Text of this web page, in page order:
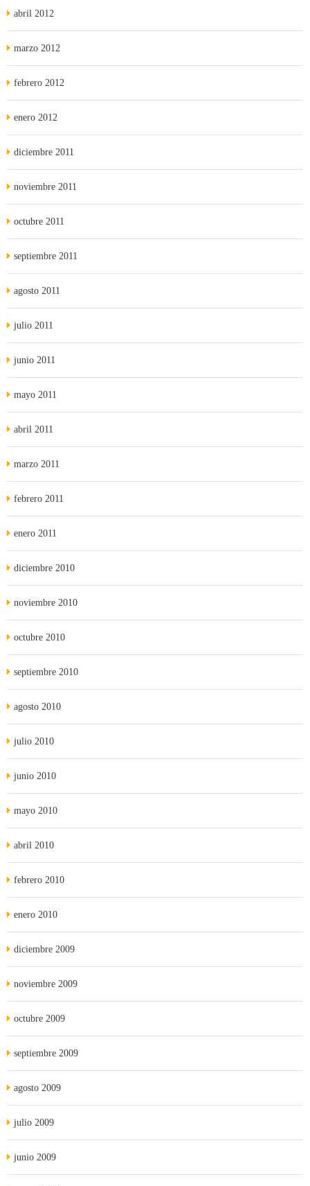
abril 2012
marzo 2012
febrero 2012
enero 2012
diciembre 2011
noviembre 2011
octubre 2011
septiembre 2011
agosto 2011
julio 2011
junio 2011
mayo 2011
abril 2011
marzo 2011
febrero 2011
enero 2011
diciembre 2010
noviembre 2010
octubre 2010
septiembre 2010
agosto 2010
julio 2010
junio 2010
mayo 2010
abril 2010
febrero 2010
enero 2010
diciembre 2009
noviembre 2009
octubre 2009
septiembre 2009
agosto 2009
julio 2009
junio 2009